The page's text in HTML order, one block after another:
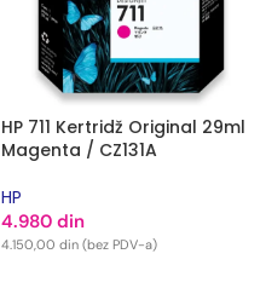
HP 711 Kertridž Original 29ml
Magenta / CZ131A
HP
4.980 din
4.150,00 din (bez PDV-a)